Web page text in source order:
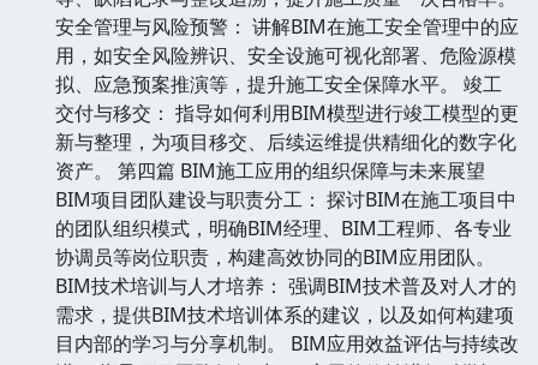
安全管理与风险预警： 讲解BIM在施工安全管理中的应
用，如安全风险辨识、安全设施可视化部署、危险源模
拟、应急预案推演等，提升施工安全保障水平。 竣工
交付与移交： 指导如何利用BIM模型进行竣工模型的更
新与整理，为项目移交、后续运维提供精细化的数字化
资产。 第四篇 BIM施工应用的组织保障与未来展望
BIM项目团队建设与职责分工： 探讨BIM在施工项目中
的团队组织模式，明确BIM经理、BIM工程师、各专业
协调员等岗位职责，构建高效协同的BIM应用团队。
BIM技术培训与人才培养： 强调BIM技术普及对人才的
需求，提供BIM技术培训体系的建议，以及如何构建项
目内部的学习与分享机制。 BIM应用效益评估与持续改